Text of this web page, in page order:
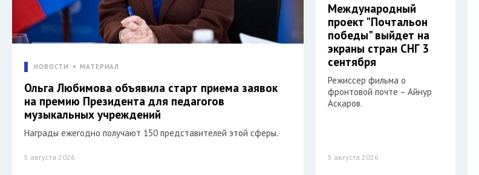
НОВОСТИ МАТЕРИАЛ
Ольга Любимова объявила старт приема заявок
на премию Президента для педагогов
музыкальных учреждений
Награды ежегодно получают 150 представителей этой сферы.
5 августа 2026
Международный
проект "Почтальон
победы" выйдет на
экраны стран СНГ 3
сентября
Режиссер фильма о
фронтовой почте – Айнур
Аскаров.
5 августа 2026